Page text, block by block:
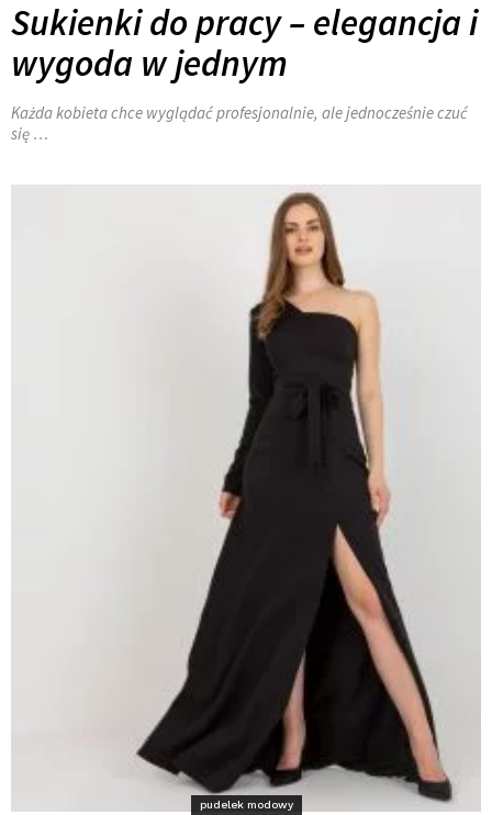
Sukienki do pracy – elegancja i
wygoda w jednym
Każda kobieta chce wyglądać profesjonalnie, ale jednocześnie czuć
się …
pudelek modowy